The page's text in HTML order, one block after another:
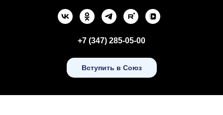
+7 (347) 285-05-00
Вступить в Союз